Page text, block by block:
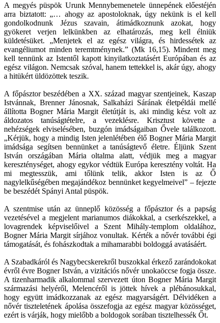
A megyés püspök Urunk Mennybemenetele ünnepének előestéjén
arra biztatott: „… ahogy az apostoloknak, úgy nekünk is el kell
gondolkodnunk Jézus szavain, átimádkoznunk azokat, hogy
gyökeret verjen lelkünkben az elhatározás, meg kell élniük
küldetésüket. „Menjetek el az egész világra, és hirdessétek az
evangéliumot minden teremtménynek.” (Mk 16,15). Mindent meg
kell tennünk az Istentől kapott kinyilatkoztatásért Európában és az
egész világon. Nemcsak szóval, hanem tettekkel is, akár úgy, ahogy
a hitükért üldözöttek teszik.
A főpásztor beszédében a XX. század magyar szentjeinek, Kaszap
Istvánnak, Brenner Jánosnak, Salkaházi Sárának életpéldái mellé
állította Bogner Mária Margit életútját is, aki mindig kész volt az
áldozatos tanúságtételre, a vezeklésre. Krisztust követte a
nehézségek elviselésében, buzgón imádságaiban Ővele találkozott.
„Kérjük, hogy a mindig Isten jelenlétében élő Bogner Mária Margit
imádsága segítsen bennünket a tanúságtevő életre. Éljünk Szent
István országában Mária oltalma alatt, védjük meg a magyar
kereszténységet, ahogy egykor védtük Európa keresztény voltát. Ha
mi megtesszük, ami tőlünk telik, akkor Isten is az Ő
nagylelkűségében megajándékoz bennünket kegyelmeivel” – fejezte
be beszédét Spányi Antal püspök.
A szentmise után az ünneplő közösség a főpásztor és a papság
vezetésével a megjelent marianumos diákokkal, a cserkészekkel, a
lovagrendek képviselőivel a Szent Mihály-templom oldalához,
Bogner Mária Margit sírjához vonultak. Kérték a nővér további égi
támogatását, és fohászkodtak a mihamarabbi boldoggá avatásáért.
A Szabadkáról és Nagybecskerekről buszokkal érkező zarándokokat
évről évre Bogner István, a vizitációs nővér unokaöccse fogja össze.
A tizenharmadik alkalommal szervezett úton Bogner Mária Margit
származási helyéről, Melencéről is jöttek hívek a plébánosukkal,
hogy együtt imádkozzanak az egész magyarságért. Délvidéken a
nővér tiszteletének ápolása összefogja az egész magyar közösséget,
ezért is várják, hogy mielőbb a boldogok sorában tisztelhessék Őt.